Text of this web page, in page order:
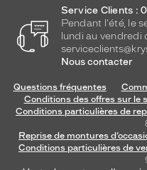
Service Clients :
Pendant l'été, le
lundi au vendredi
Nous contacter
Questions fréquentes
Conditions des offres sur le
Conditions particulières de
Reprise de montures
Conditions particulières de